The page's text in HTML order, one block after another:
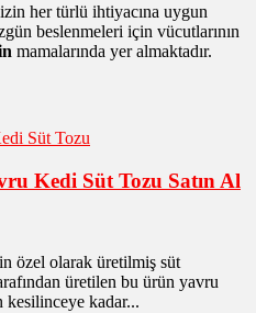
her türlü ihtiyacına uygun
beslenmeleri için vücutlarının
mamalarında yer almaktadır.
Kedi Süt Tozu Satın Al
özel olarak üretilmiş süt
üretilen bu ürün yavru
kesilinceye kadar...